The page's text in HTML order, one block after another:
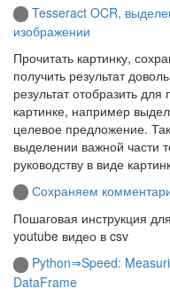
Tesseract OCR,
изображении
Прочитать картинку,
получить результат
результат отобразить
картинке, например
целевое предложение.
выделении важной части
руководству в виде
Сохраняем
Пошаговая инструкция
youtube видео в csv
Python⇒Speed:
DataFrame